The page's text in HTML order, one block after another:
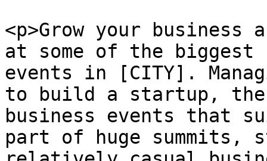
<p>Grow your business
at some of the biggest
events in [CITY].
to build a startup,
business events that
part of huge summits,